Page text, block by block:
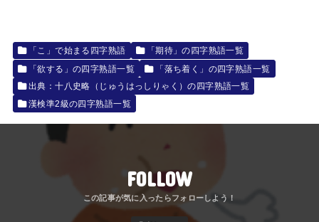
「こ」で始まる四字熟語
「期待」の四字熟語一覧
「欲する」の四字熟語一覧
「落ち着く」の四字熟語一覧
出典：十八史略（じゅうはっしりゃく）の四字熟語一覧
漢検準2級の四字熟語一覧
FOLLOW